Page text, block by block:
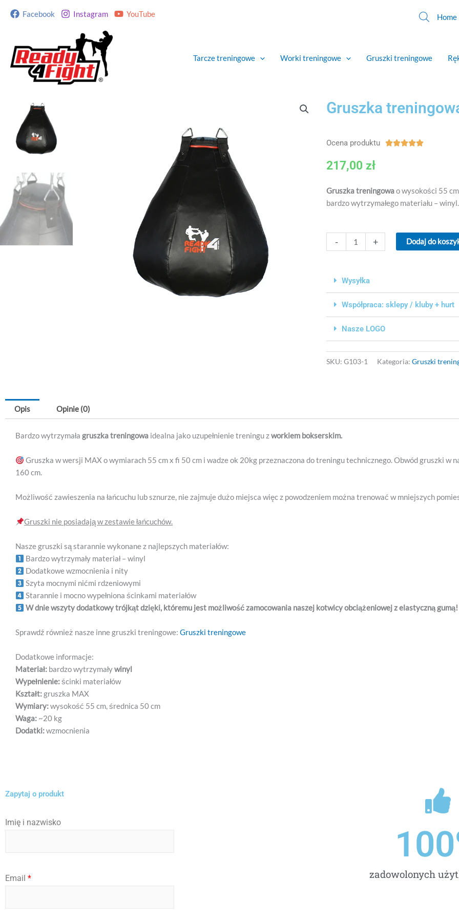
Facebook Instagram YouTube Home
Tarcze treningowe Worki treningowe Gruszki treningowe
Gruszka
Ocena produktu Ocena
217,00 zł
Gruszka treningowao wysokości 55
bardzo wytrzymałego materiału –
-
Gruszka
+ Dodaj do
Wysyłka
Współpraca: sklepy / kluby + hurt
Nasze LOGO
SKU: G103-1 Kategoria: Gruszki
Opis Opinie (0)
Bardzo wytrzymała gruszka treningowa idealna jako uzupełnienie treningu zworkiem bokserskim.
Gruszka w wersji MAX o wymiarach 55 cm x fi 50 cm i wadze ok 20kg przeznaczona do treningu technicznego. Obwód gruszki w
160 cm.
Możliwość zawieszenia na łańcuchu lub sznurze, nie zajmuje dużo miejsca więc z powodzeniem można trenować w mniejszych
Gruszki nie posiadają w zestawie łańcuchów.
Nasze gruszki są starannie wykonane z najlepszych materiałów:
Bardzo wytrzymały materiał – winyl
Dodatkowe wzmocnienia i nity
Szyta mocnymi nićmi rdzeniowymi
Starannie i mocno wypełniona ścinkami materiałów
W dnie wszyty dodatkowy trójkąt dzięki, któremu jest możliwość zamocowania naszej kotwicy obciążeniowej z elastyczną gumą!
Sprawdź również nasze inne gruszki treningowe: Gruszki treningowe
Dodatkowe informacje:
Materiał: bardzo wytrzymaływinyl
Wypełnienie:ścinki materiałów
Kształt:gruszka MAX
Wymiary:wysokość 55 cm, średnica 50 cm
Waga: ~20 kg
Dodatki:wzmocnienia
Zapytaj o produkt
Imię i nazwisko
I
m
Email * zadowolonych
100